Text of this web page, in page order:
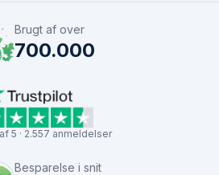
Brugt af over
700.000
5 · 2.557 anmeldelser
Besparelse i snit